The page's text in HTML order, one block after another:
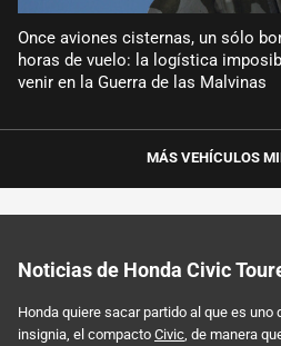
Once aviones cisternas, un sólo
horas de vuelo: la logística
venir en la Guerra de las Malvinas
MÁS VEHÍCULOS
Noticias de Honda Civic
Honda quiere sacar partido al que es uno
insignia, el compacto Civic, de manera